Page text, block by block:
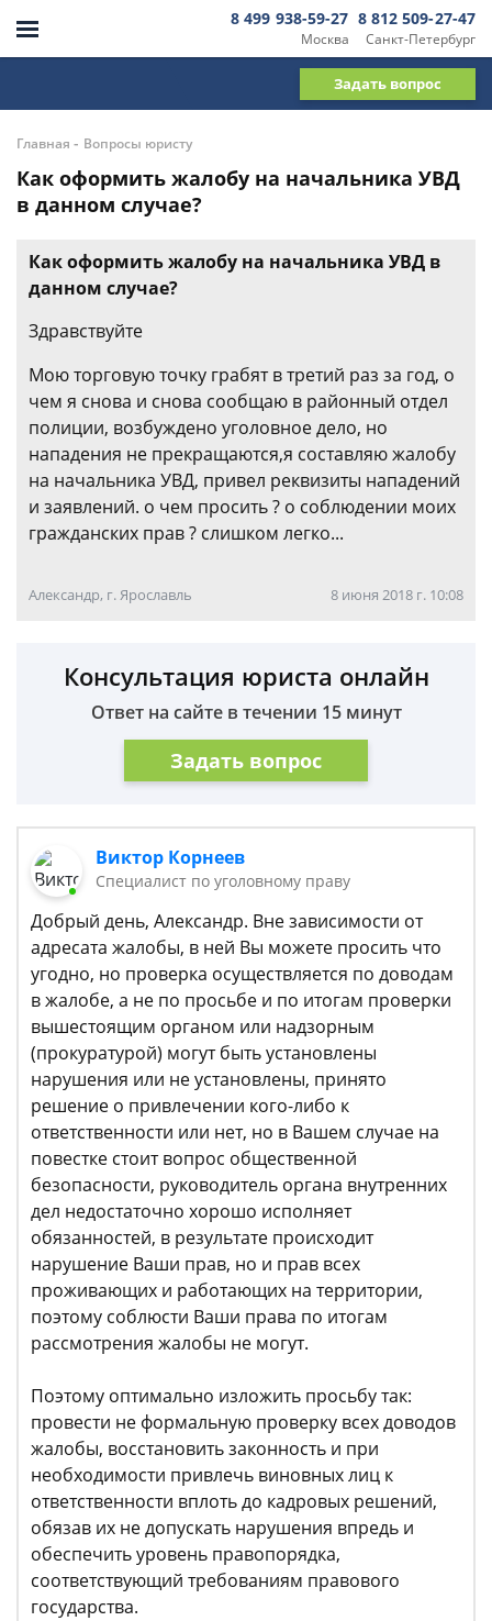
Москва
8 499 938-59-27
Санкт-Петербург
8 812 509-27-47
Задать вопрос
Главная - Вопросы юристу
Как оформить жалобу на начальника УВД
в данном случае?
Как оформить жалобу на начальника УВД в
данном случае?
Здравствуйте
Мою торговую точку грабят в третий раз за год, о
чем я снова и снова сообщаю в районный отдел
полиции, возбуждено уголовное дело, но
нападения не прекращаются,я составляю жалобу
на начальника УВД, привел реквизиты нападений
и заявлений. о чем просить ? о соблюдении моих
гражданских прав ? слишком легко...
Александр, г. Ярославль 8 июня 2018 г. 10:08
Консультация юриста онлайн
Ответ на сайте в течении 15 минут
Задать вопрос
Виктор Корнеев
Cпециалист по уголовному праву
Добрый день, Александр. Вне зависимости от
адресата жалобы, в ней Вы можете просить что
угодно, но проверка осуществляется по доводам
в жалобе, а не по просьбе и по итогам проверки
вышестоящим органом или надзорным
(прокуратурой) могут быть установлены
нарушения или не установлены, принято
решение о привлечении кого-либо к
ответственности или нет, но в Вашем случае на
повестке стоит вопрос общественной
безопасности, руководитель органа внутренних
дел недостаточно хорошо исполняет
обязанностей, в результате происходит
нарушение Ваши прав, но и прав всех
проживающих и работающих на территории,
поэтому соблюсти Ваши права по итогам
рассмотрения жалобы не могут.
Поэтому оптимально изложить просьбу так:
провести не формальную проверку всех доводов
жалобы, восстановить законность и при
необходимости привлечь виновных лиц к
ответственности вплоть до кадровых решений,
обязав их не допускать нарушения впредь и
обеспечить уровень правопорядка,
соответствующий требованиям правового
государства.